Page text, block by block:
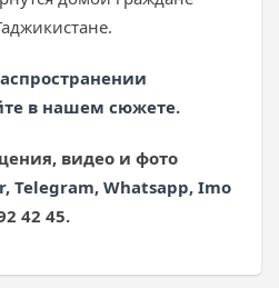
в нашем сюжете.
видео и фото
, Telegram, Whatsapp, Imo
42 45.